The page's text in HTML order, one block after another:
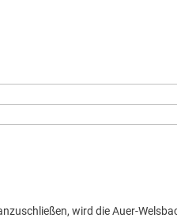
wird die Auer-